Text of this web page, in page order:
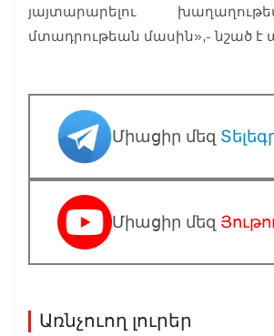
յայտարարելու
մտադրութեան մասին»,- նշած է
Միացիր մեզ
Միացիր մեզ
Առնչուող լուրեր